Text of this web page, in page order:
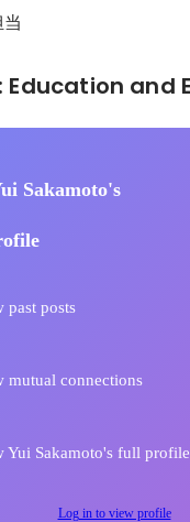
Sakamoto's
past posts
mutual connections
Yui Sakamoto's full profile
Log in to view profile